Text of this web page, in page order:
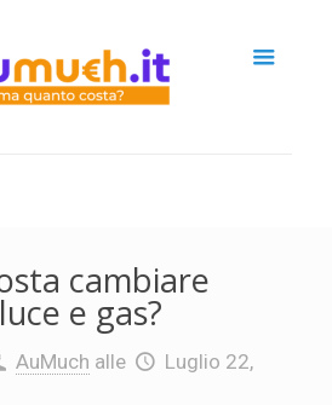
cambiare
e gas?
AuMuch alle
Luglio 22,